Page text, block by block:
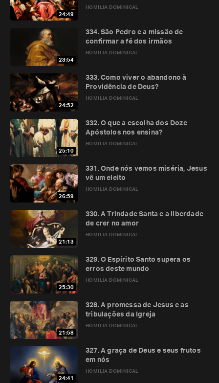
24:49
HOMILIA DOMINICAL
23:54
HOMILIA DOMINICAL
334. São Pedro e a missão de
confirmar a fé dos irmãos
24:52
HOMILIA DOMINICAL
333. Como viver o abandono à
Providência de Deus?
25:10
HOMILIA DOMINICAL
332. O que a escolha dos Doze
Apóstolos nos ensina?
26:59
HOMILIA DOMINICAL
331. Onde nós vemos miséria, Jesus
vê um eleito
21:13
HOMILIA DOMINICAL
330. A Trindade Santa e a liberdade
de crer no amor
25:30
HOMILIA DOMINICAL
329. O Espírito Santo supera os
erros deste mundo
21:58
HOMILIA DOMINICAL
328. A promessa de Jesus e as
tribulações da Igreja
24:41
HOMILIA DOMINICAL
327. A graça de Deus e seus frutos
em nós